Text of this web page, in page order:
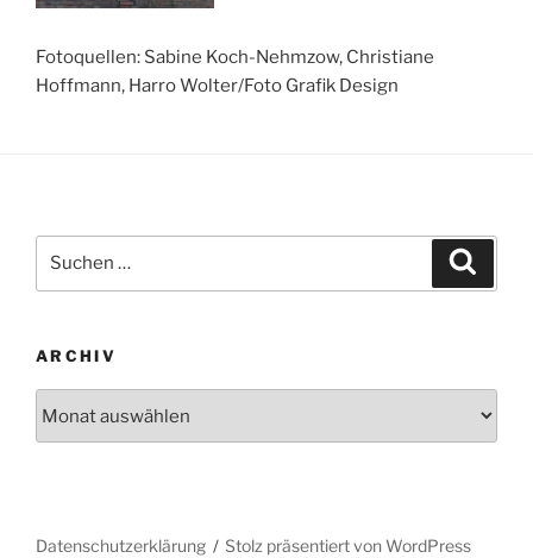
Fotoquellen: Sabine Koch-Nehmzow, Christiane
Hoffmann, Harro Wolter/Foto Grafik Design
nach:
ARCHIV
Datenschutzerklärung Stolz präsentiert von WordPress